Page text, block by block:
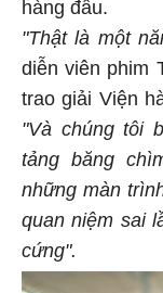
hàng đầu.
"Thật là một
diễn viên phim
trao giải Viện
"Và chúng tôi
tảng băng
những màn
quan niệm sai
cứng".